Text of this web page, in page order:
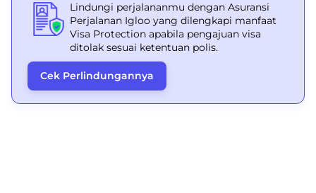
Lindungi perjalananmu dengan Asuransi
Perjalanan Igloo yang dilengkapi manfaat
Visa Protection apabila pengajuan visa
ditolak sesuai ketentuan polis.
Cek Perlindungannya